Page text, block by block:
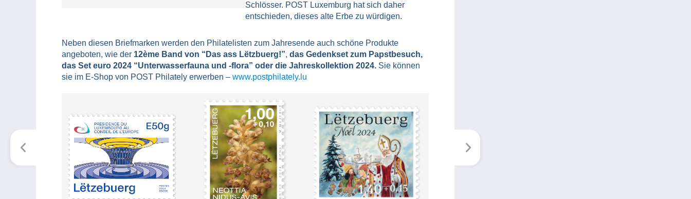
Schlösser. POST Luxemburg hat sich daher
entschieden, dieses alte Erbe zu würdigen.
Neben diesen Briefmarken werden den Philatelisten zum Jahresende auch schöne Produkte
angeboten, wie der 12ème Band von “Das ass Lëtzbuerg!”, das Gedenkset zum Papstbesuch,
das Set euro 2024 “Unterwasserfauna und -flora” oder die Jahreskollektion 2024. Sie können
sie im E-Shop von POST Philately erwerben – www.postphilately.lu